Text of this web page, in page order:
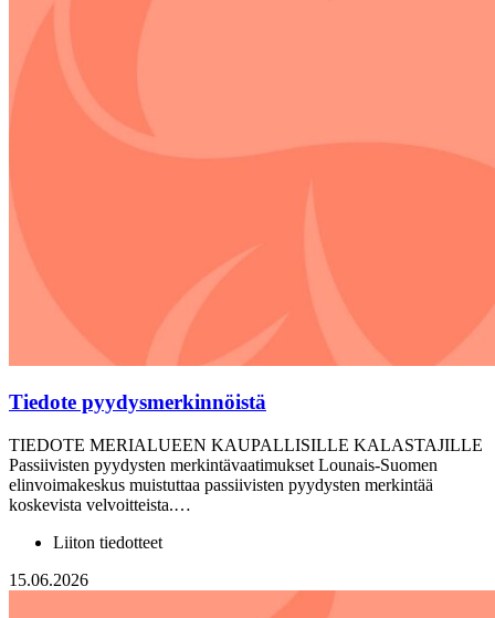
Tiedote pyydysmerkinnöistä
TIEDOTE MERIALUEEN KAUPALLISILLE KALASTAJILLE
Passiivisten pyydysten merkintävaatimukset Lounais-Suomen
elinvoimakeskus muistuttaa passiivisten pyydysten merkintää
koskevista velvoitteista.…
Liiton tiedotteet
15.06.2026